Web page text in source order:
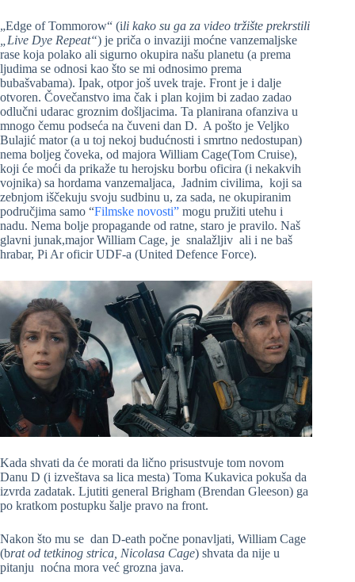
„Edge of Tommorow“ (ili kako su ga za video tržište prekrstili
„Live Dye Repeat“) je priča o invaziji moćne vanzemaljske
rase koja polako ali sigurno okupira našu planetu (a prema
ljudima se odnosi kao što se mi odnosimo prema
bubašvabama). Ipak, otpor još uvek traje. Front je i dalje
otvoren. Čovečanstvo ima čak i plan kojim bi zadao zadao
odlučni udarac groznim došljacima. Ta planirana ofanziva u
mnogo čemu podseća na čuveni dan D. A pošto je Veljko
Bulajić mator (a u toj nekoj budućnosti i smrtno nedostupan)
nema boljeg čoveka, od majora William Cage(Tom Cruise),
koji će moći da prikaže tu herojsku borbu oficira (i nekakvih
vojnika) sa hordama vanzemaljaca, Jadnim civilima, koji sa
zebnjom iščekuju svoju sudbinu u, za sada, ne okupiranim
područjima samo “Filmske novosti” mogu pružiti utehu i
nadu. Nema bolje propagande od ratne, staro je pravilo. Naš
glavni junak,major William Cage, je snalažljiv ali i ne baš
hrabar, Pi Ar oficir UDF-a (United Defence Force).
Kada shvati da će morati da lično prisustvuje tom novom
Danu D (i izveštava sa lica mesta) Toma Kukavica pokuša da
izvrda zadatak. Ljutiti general Brigham (Brendan Gleeson) ga
po kratkom postupku šalje pravo na front.
Nakon što mu se dan D-eath počne ponavljati, William Cage
(brat od tetkinog strica, Nicolasa Cage) shvata da nije u
pitanju noćna mora već grozna java.